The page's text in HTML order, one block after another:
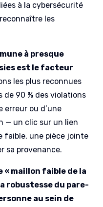
à la cybersécurité
les
à presque
est le facteur
les plus reconnues
90 % des violations
erreur ou d’une
— un clic sur un lien
faible, une pièce jointe
sa provenance.
« maillon faible de la
robustesse du pare-
au sein de